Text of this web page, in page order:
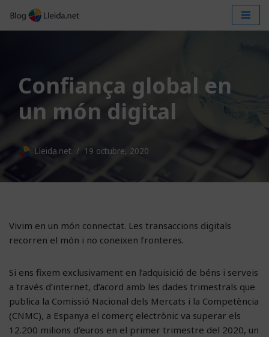
Vés
Confiança global en
un món digital
Lleida.net 19 octubre, 2020
Vivim en un món connectat. Les transaccions digitals
recorren el món i no coneixen fronteres.
Si ens fixem exclusivament en l’adquisició de béns i serveis
a través d’internet, d’acord amb les dades trimestrals que
publica la Comissió Nacional dels Mercats i la Competència
(CNMC), a Espanya el comerç electrònic va superar els
12.200 milions d’euros en el primer trimestre del 2020, un